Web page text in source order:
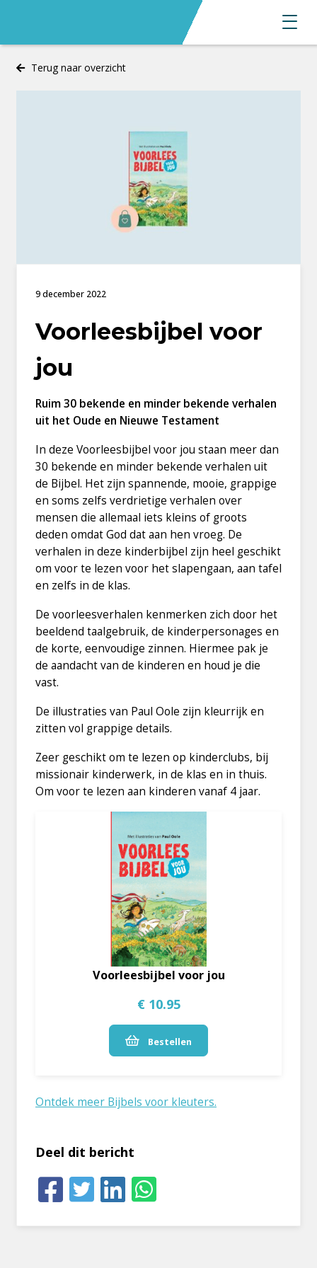
Terug naar overzicht
9 december 2022
Voorleesbijbel voor
jou
Ruim 30 bekende en minder bekende verhalen
uit het Oude en Nieuwe Testament
In deze Voorleesbijbel voor jou staan meer dan
30 bekende en minder bekende verhalen uit
de Bijbel. Het zijn spannende, mooie, grappige
en soms zelfs verdrietige verhalen over
mensen die allemaal iets kleins of groots
deden omdat God dat aan hen vroeg. De
verhalen in deze kinderbijbel zijn heel geschikt
om voor te lezen voor het slapengaan, aan tafel
en zelfs in de klas.
De voorleesverhalen kenmerken zich door het
beeldend taalgebruik, de kinderpersonages en
de korte, eenvoudige zinnen. Hiermee pak je
de aandacht van de kinderen en houd je die
vast.
De illustraties van Paul Oole zijn kleurrijk en
zitten vol grappige details.
Zeer geschikt om te lezen op kinderclubs, bij
missionair kinderwerk, in de klas en in thuis.
Om voor te lezen aan kinderen vanaf 4 jaar.
Voorleesbijbel voor jou
€ 10.95
Bestellen
Ontdek meer Bijbels voor kleuters.
Deel dit bericht